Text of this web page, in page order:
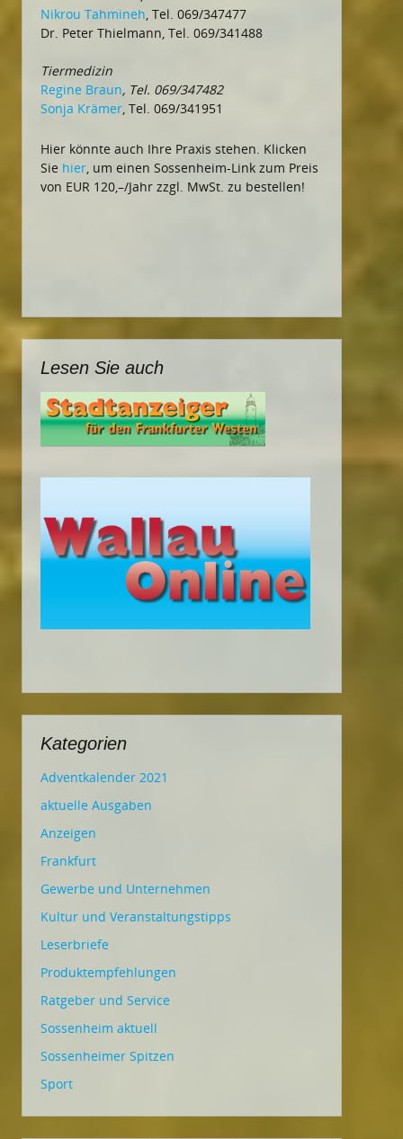
Nikrou Tahmineh, Tel. 069/347477
Dr. Peter Thielmann, Tel. 069/341488
Tiermedizin
Regine Braun, Tel. 069/347482
Sonja Krämer, Tel. 069/341951
Hier könnte auch Ihre Praxis stehen. Klicken
Sie hier, um einen Sossenheim-Link zum Preis
von EUR 120,–/Jahr zzgl. MwSt. zu bestellen!
Lesen Sie auch
Kategorien
Adventkalender 2021
aktuelle Ausgaben
Anzeigen
Frankfurt
Gewerbe und Unternehmen
Kultur und Veranstaltungstipps
Leserbriefe
Produktempfehlungen
Ratgeber und Service
Sossenheim aktuell
Sossenheimer Spitzen
Sport